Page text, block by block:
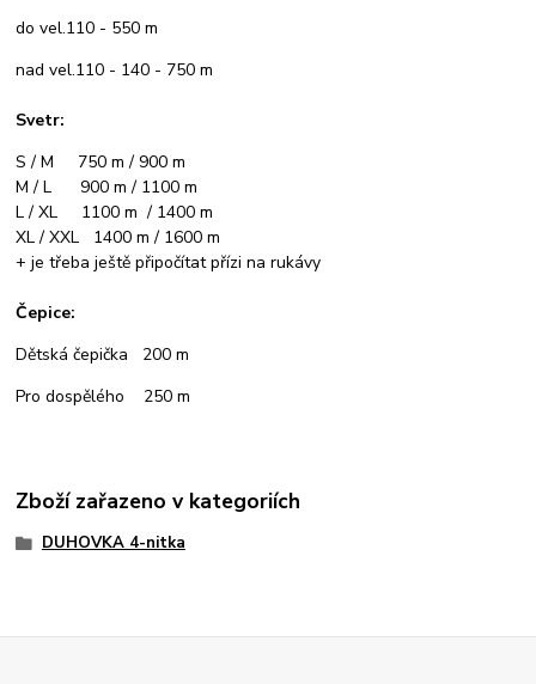
do vel.110 - 550 m
nad vel.110 - 140 - 750 m
Svetr:
S / M 750 m / 900 m
M / L 900 m / 1100 m
L / XL 1100 m / 1400 m
XL / XXL 1400 m / 1600 m
+ je třeba ještě připočítat přízi na rukávy
Čepice:
Dětská čepička 200 m
Pro dospělého 250 m
Zboží zařazeno v kategoriích
DUHOVKA 4-nitka